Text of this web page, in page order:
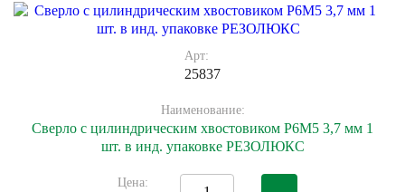
Арт:
25837
Наименование:
Сверло с цилиндрическим хвостовиком Р6М5 3,7 мм 1
шт. в инд. упаковке РЕЗОЛЮКС
Цена: